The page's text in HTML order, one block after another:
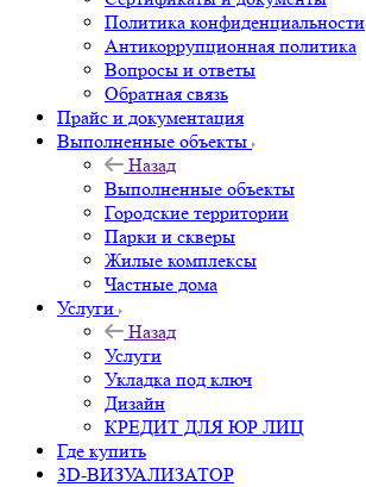
Политика конфиденциальности
Антикоррупционная политика
Вопросы и ответы
Обратная связь
Прайс и документация
Выполненные объекты
Назад
Выполненные объекты
Городские территории
Парки и скверы
Жилые комплексы
Частные дома
Услуги
Назад
Услуги
Укладка под ключ
Дизайн
КРЕДИТ ДЛЯ ЮР ЛИЦ
Где купить
3D-ВИЗУАЛИЗАТОР